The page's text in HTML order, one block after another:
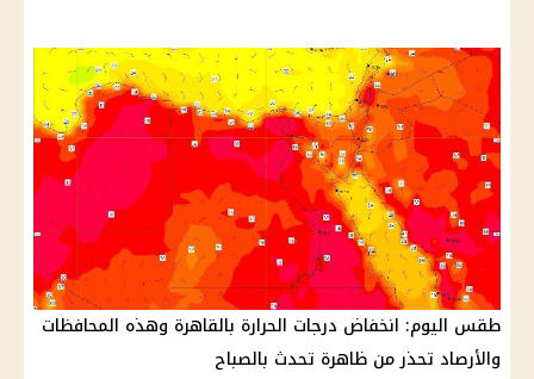
طقس اليوم: انخفاض درجات الحرارة بالقاهرة وهذه المحافظات
والأرصاد تحذر من ظاهرة تحدث بالصباح